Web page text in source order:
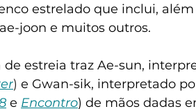
estrelado que inclui,
joon e muitos outros.
estreia traz Ae-sun,
) e Gwan-sik, interpretado
e Encontro) de mãos dadas